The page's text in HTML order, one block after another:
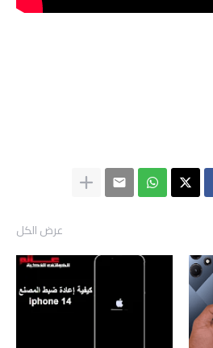
عرض الكل